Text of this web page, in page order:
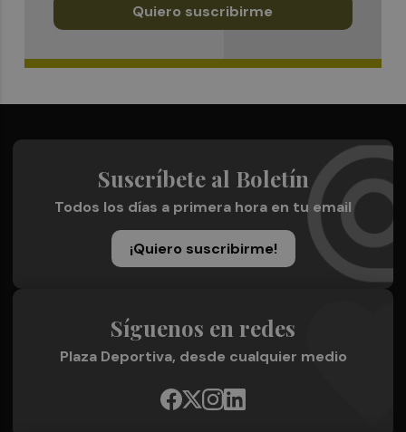
Quiero suscribirme
Suscríbete al Boletín
Todos los días a primera hora en tu email
¡Quiero suscribirme!
Síguenos en redes
Plaza Deportiva, desde cualquier medio